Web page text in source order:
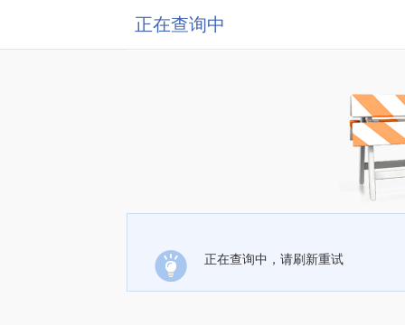
正在查询中
正在查询中，请刷新重试